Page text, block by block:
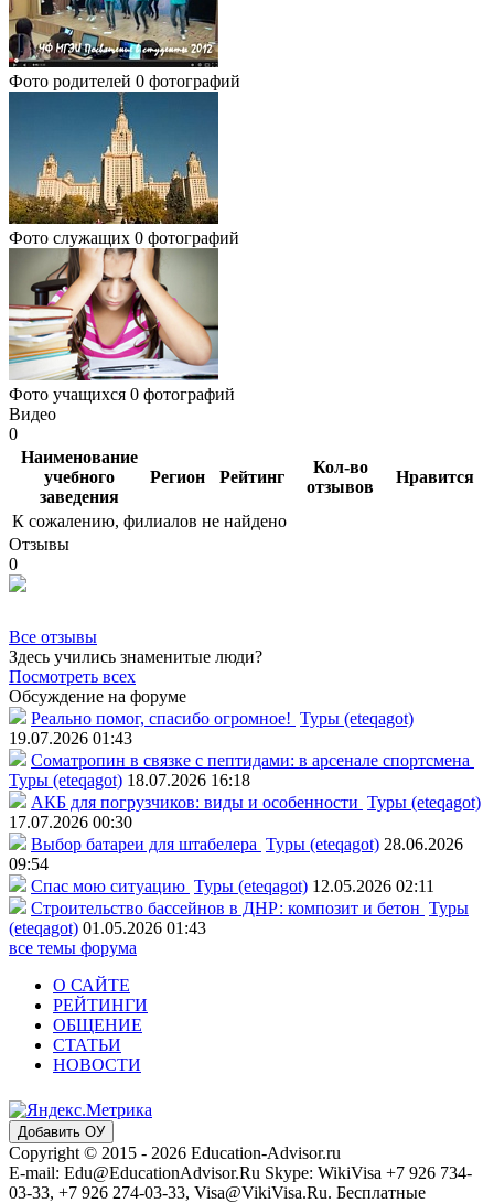
Фото родителей 0 фотографий
Фото служащих 0 фотографий
Фото учащихся 0 фотографий
Видео
0
Наименование
учебного
заведения
Регион Рейтинг
Кол-во
отзывов
Нравится
К сожалению, филиалов не найдено
Отзывы
0
Все отзывы
Здесь учились знаменитые люди?
Посмотреть всех
Обсуждение на форуме
Реально помог, спасибо огромное! Туры (eteqagot)
19.07.2026 01:43
Соматропин в связке с пептидами: в арсенале спортсмена
Туры (eteqagot) 18.07.2026 16:18
АКБ для погрузчиков: виды и особенности Туры (eteqagot)
17.07.2026 00:30
Выбор батареи для штабелера Туры (eteqagot) 28.06.2026
09:54
Спас мою ситуацию Туры (eteqagot) 12.05.2026 02:11
Строительство бассейнов в ДНР: композит и бетон Туры
(eteqagot) 01.05.2026 01:43
все темы форума
О САЙТЕ
РЕЙТИНГИ
ОБЩЕНИЕ
СТАТЬИ
НОВОСТИ
Добавить ОУ
Copyright © 2015 - 2026 Education-Advisor.ru
E-mail: Edu@EducationAdvisor.Ru Skype: WikiVisa +7 926 734-
03-33, +7 926 274-03-33, Visa@VikiVisa.Ru. Бесплатные